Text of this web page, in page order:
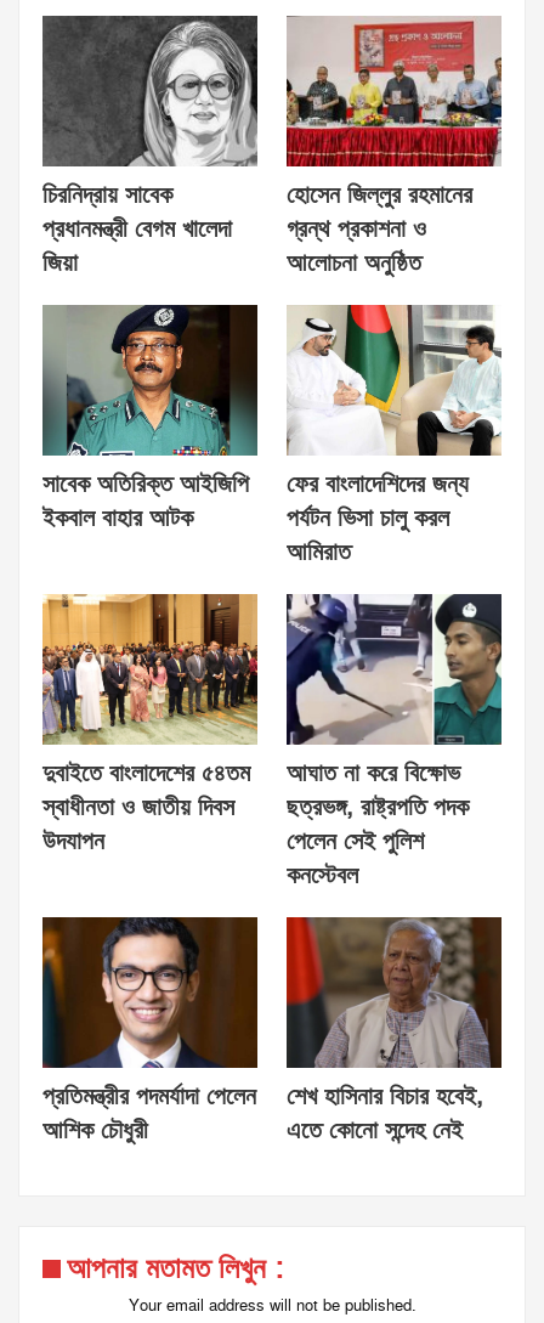
চিরনিদ্রায় সাবেক
প্রধানমন্ত্রী বেগম খালেদা
জিয়া
হোসেন জিল্লুর রহমানের
গ্রন্থ প্রকাশনা ও
আলোচনা অনুষ্ঠিত
সাবেক অতিরিক্ত আইজিপি
ইকবাল বাহার আটক
ফের বাংলাদেশিদের জন্য
পর্যটন ভিসা চালু করল
আমিরাত
দুবাইতে বাংলাদেশের ৫৪তম
স্বাধীনতা ও জাতীয় দিবস
উদযাপন
আঘাত না করে বিক্ষোভ
ছত্রভঙ্গ, রাষ্ট্রপতি পদক
পেলেন সেই পুলিশ
কনস্টেবল
প্রতিমন্ত্রীর পদমর্যাদা পেলেন
আশিক চৌধুরী
শেখ হাসিনার বিচার হবেই,
এতে কোনো সন্দেহ নেই
আপনার মতামত লিখুন :
Your email address will not be published.